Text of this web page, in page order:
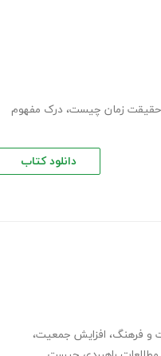
حقیقت زمان چیست، درک مفهوم
دانلود کتاب
و فرهنگ، افزایش جمعیت،